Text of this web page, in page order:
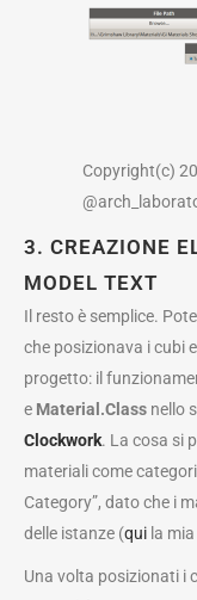
Copyright(c)
3. CREAZIONE
MODEL TEXT
Il resto è semplice.
che posizionava i cubi
progetto: il
e Material.Class nello
Clockwork. La cosa si
materiali come
Category”, dato che i
delle istanze (qui la
Una volta posizionati i